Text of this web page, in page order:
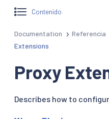
Contenido
Documentation Referencia
Extensions
Proxy
Describes how to